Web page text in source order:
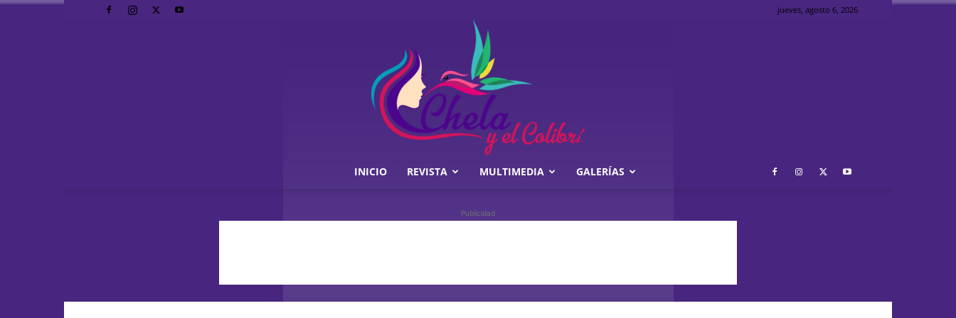
jueves, agosto 6, 2026
INICIO REVISTA MULTIMEDIA GALERÍAS
Publicidad